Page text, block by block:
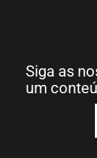
Siga as
um